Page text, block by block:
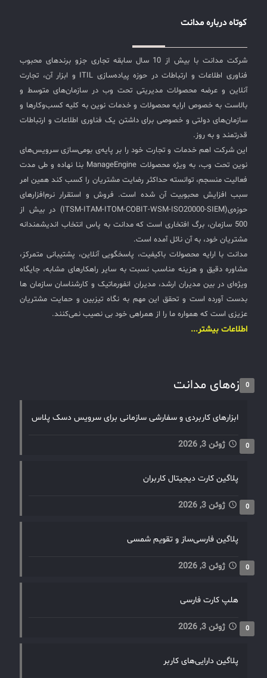
کوتاه درباره مدانت
شرکت مدانت با بیش از 10 سال سابقه تجاری جزو برندهای محبوب
فناوری اطلاعات و ارتباطات در حوزه پیاده‌سازی ITIL و ابزار آن، تجارت
آنلاین و عرضه محصولات مدیریتی تحت وب در سازمان‌های متوسط و
بالاست به خصوص ارایه محصولات و خدمات نوین به کلیه کسب‌وکارها و
سازمان‌های دولتی و خصوصی برای داشتن یک فناوری اطلاعات و ارتباطات
قدرتمند و به روز.
این شرکت اهم خدمات و تجارت خود را بر پایه‌ی بومی‌سازی سرویس‌های
نوین تحت وب، به ویژه محصولات ManageEngine بنا نهاده و طی مدت
فعالیت منسجم، توانسته حداکثر رضایت مشتریان را کسب کند همین امر
سبب افزایش محبوبیت آن شده است. فروش و استقرار نرم‌افزارهای
حوزه‌ی(ITSM-ITAM-ITOM-COBIT-WSM-ISO20000-SIEM) در بیش از
500 سازمان، برگ افتخاری است که مدانت به پاس انتخاب اندیشمندانه
مشتریان خود، به آن نائل آمده است.
مدانت با ارایه محصولات باکیفیت، پاسخگویی آنلاین، پشتیبانی متمرکز،
مشاوره دقیق و هزینه مناسب نسبت به سایر راهکارهای مشابه، جایگاه
ویژه‌ای در بین مدیران ارشد، مدیران انفورماتیک و کارشناسان سازمان ها
بدست آورده است و تحقق این مهم به نگاه تیزبین و حمایت مشتریان
عزیزی است که همواره ما را از همراهی خود بی نصیب نمی‌کنند.
اطلاعات بیشتر...
تازه‌های مدانت0
ابزارهای کاربردی و سفارشی سازمانی برای سرویس دسک پلاس
ژوئن 3, 2026 0
پلاگین کارت دیجیتال کاربران
ژوئن 3, 2026 0
پلاگین فارسی‌ساز و تقویم شمسی
ژوئن 3, 2026 0
هلپ کارت فارسی
ژوئن 3, 2026 0
پلاگین دارایی‌های کاربر